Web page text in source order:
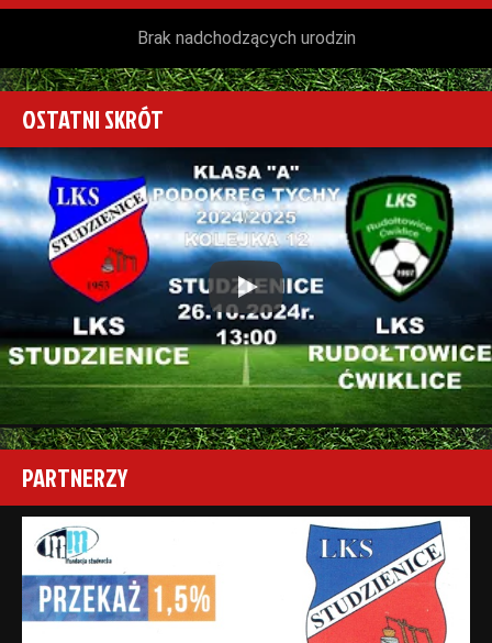
Brak nadchodzących urodzin
OSTATNI SKRÓT
Play
PARTNERZY